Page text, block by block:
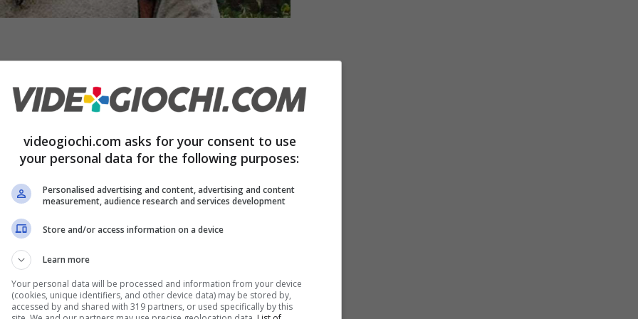
in cui si trova;vicino a lui, il suo mentore
dall’attore Mark Wahlberg.
ha parlato inoltre della difficoltà di
mondiale causata dal COVID-19;
approccio al personaggio rispetto ad
soddisfatto del lavoro fatto, che ha trovato
delle numerose acrobazie fatte durante
videogiochi.com asks for your consent to use
your personal data for the following purposes:
Personalised advertising and content, advertising and content
measurement, audience research and services development
Store and/or access information on a device
Learn more
Your personal data will be processed and information from your device
(cookies, unique identifiers, and other device data) may be stored by,
accessed by and shared with 319 partners, or used specifically by this